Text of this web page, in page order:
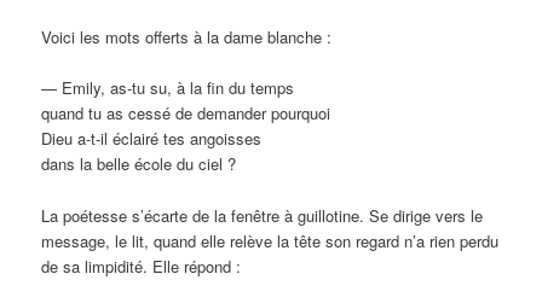
Voici les mots offerts à la dame blanche :
— Emily, as-tu su, à la fin du temps
quand tu as cessé de demander pourquoi
Dieu a-t-il éclairé tes angoisses
dans la belle école du ciel ?
La poétesse s’écarte de la fenêtre à guillotine. Se dirige vers le
message, le lit, quand elle relève la tête son regard n’a rien perdu
de sa limpidité. Elle répond :